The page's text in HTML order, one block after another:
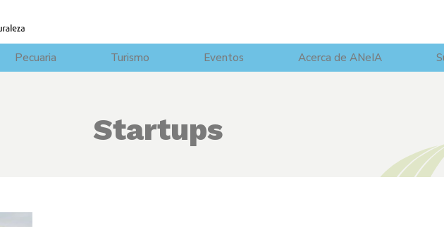
Pecuaria Turismo Eventos Acerca de ANeIA
Startups